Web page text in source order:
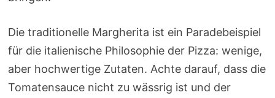
Die traditionelle Margherita ist ein Paradebeispiel
für die italienische Philosophie der Pizza: wenige,
aber hochwertige Zutaten. Achte darauf, dass die
Tomatensauce nicht zu wässrig ist und der